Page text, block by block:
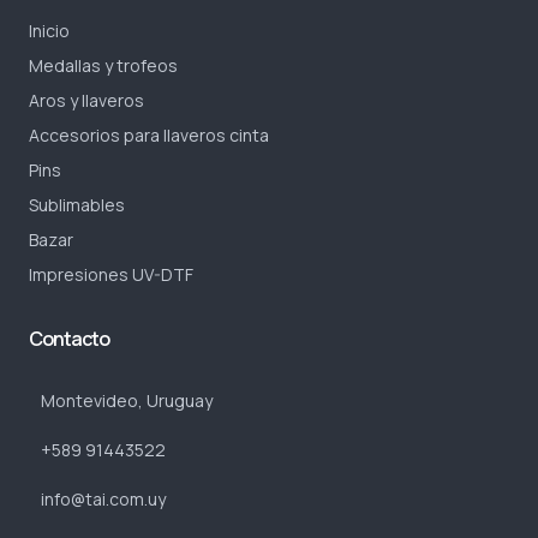
Inicio
Medallas y trofeos
Aros y llaveros
Accesorios para llaveros cinta
Pins
Sublimables
Bazar
Impresiones UV-DTF
Contacto
Montevideo, Uruguay
+589 91443522
info@tai.com.uy